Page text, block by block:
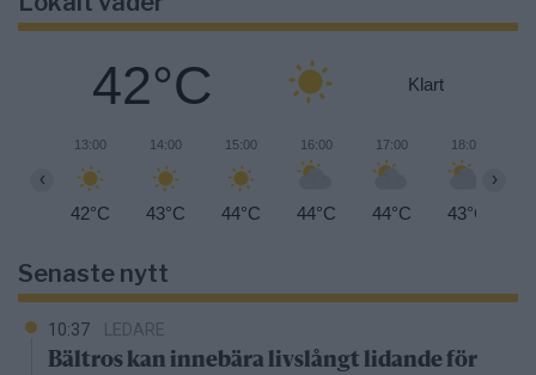
42°C Klart
13:00
42°C
14:00
43°C
15:00
44°C
16:00
44°C
17:00
44°C
18:00
43°C
‹ ›
Senaste nytt
10:37 LEDARE
Bältros kan innebära livslångt lidande för